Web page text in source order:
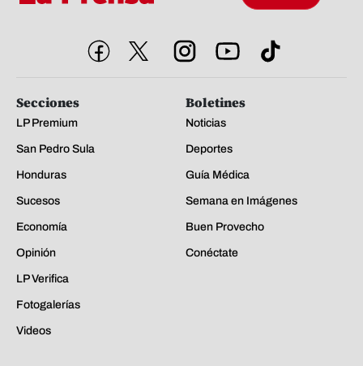
Secciones
LP Premium
San Pedro Sula
Honduras
Sucesos
Economía
Opinión
LP Verifica
Fotogalerías
Videos
Boletines
Noticias
Deportes
Guía Médica
Semana en Imágenes
Buen Provecho
Conéctate